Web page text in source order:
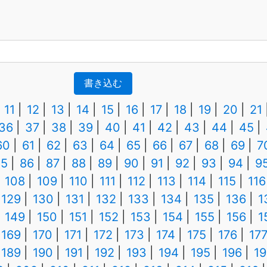
書き込む
11 12 13 14 15 16 17 18 19 20
21
37 38 39 40 41 42 43 44 45
61 62 63 64 65 66 67 68 69
86 87 88 89 90 91 92 93 94
108
109 110 111 112 113 114 115
116
129
130 131 132 133 134 135 136
149
150 151 152 153 154 155 156
169
170 171 172 173 174 175 176
177
189
190 191 192 193 194 195 196